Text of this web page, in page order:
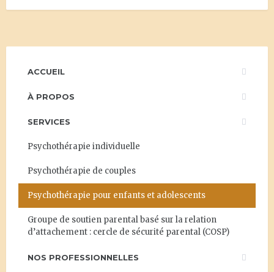
ACCUEIL
À PROPOS
SERVICES
Psychothérapie individuelle
Psychothérapie de couples
Psychothérapie pour enfants et adolescents
Groupe de soutien parental basé sur la relation
d’attachement : cercle de sécurité parental (COSP)
NOS PROFESSIONNELLES